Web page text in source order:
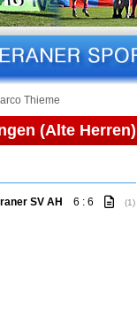
Thieme
(Alte Herren)
SV AH 6 : 6 (1)